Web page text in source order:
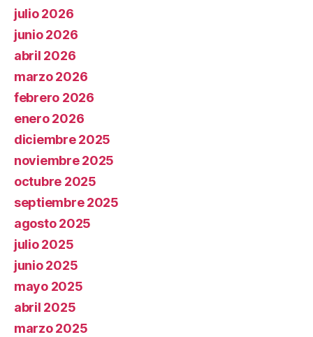
julio 2026
junio 2026
abril 2026
marzo 2026
febrero 2026
enero 2026
diciembre 2025
noviembre 2025
octubre 2025
septiembre 2025
agosto 2025
julio 2025
junio 2025
mayo 2025
abril 2025
marzo 2025